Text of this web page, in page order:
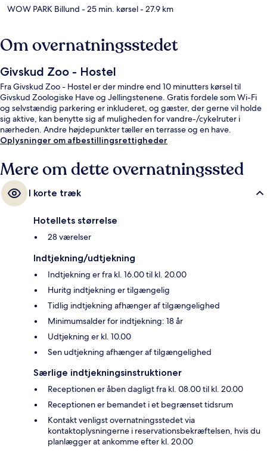
WOW PARK Billund - 25 min. kørsel- 27.9 km
Om overnatningsstedet
Givskud Zoo - Hostel
Fra Givskud Zoo - Hostel er der mindre end 10 minutters kørsel til
Givskud Zoologiske Have og Jellingstenene. Gratis fordele som Wi-Fi
og selvstændig parkering er inkluderet, og gæster, der gerne vil holde
sig aktive, kan benytte sig af muligheden for vandre-/cykelruter i
nærheden. Andre højdepunkter tæller en terrasse og en have.
Oplysninger om afbestillingsrettigheder
Mere om dette overnatningssted
I korte træk
Hotellets størrelse
28 værelser
Indtjekning/udtjekning
Indtjekning er fra kl. 16.00 til kl. 20.00
Huritg indtjekning er tilgængelig
Tidlig indtjekning afhænger af tilgængelighed
Minimumsalder for indtjekning: 18 år
Udtjekning er kl. 10.00
Sen udtjekning afhænger af tilgængelighed
Særlige indtjekningsinstruktioner
Receptionen er åben dagligt fra kl. 08.00 til kl. 20.00
Receptionen er bemandet i et begrænset tidsrum
Kontakt venligst overnatningsstedet via
kontaktoplysningerne i reservationsbekræftelsen, hvis du
planlægger at ankomme efter kl. 20.00